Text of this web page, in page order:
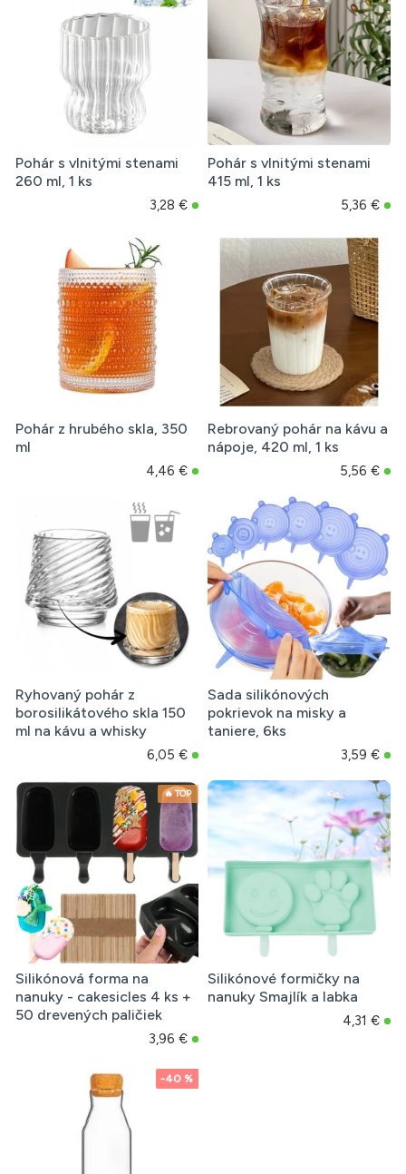
Pohár s vlnitými stenami
260 ml, 1 ks
3,28 €
Pohár s vlnitými stenami
415 ml, 1 ks
5,36 €
Pohár z hrubého skla, 350
ml
4,46 €
Rebrovaný pohár na kávu a
nápoje, 420 ml, 1 ks
5,56 €
Ryhovaný pohár z
borosilikátového skla 150
ml na kávu a whisky
6,05 €
Sada silikónových
pokrievok na misky a
taniere, 6ks
3,59 €
🔥 TOP
Silikónová forma na
nanuky - cakesicles 4 ks +
50 drevených paličiek
3,96 €
Silikónové formičky na
nanuky Smajlík a labka
4,31 €
-40 %